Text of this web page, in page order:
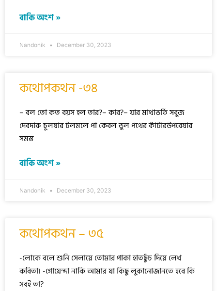
বাকি অংশ »
Nandonik December 30, 2023
কথোপকথন -৩৪
– বল তো কত বয়স হল তার?– কার?– যার মাথাভর্তি সবুজ
দেবদারু চুলযার টলমলে পা কেবল ভুল পথের কাঁটারউপরেযার
সমস্ত
বাকি অংশ »
Nandonik December 30, 2023
কথোপকথন – ৩৫
-লোকে বলে শুনি সেলায়ে তোমার পাকা হাতছুঁচ দিয়ে লেখ
কবিতা। -গোয়েন্দা নাকি আমার যা কিছু লুকানোজানতে হবে কি
সবই তা?